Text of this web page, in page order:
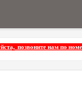
позвоните нам по